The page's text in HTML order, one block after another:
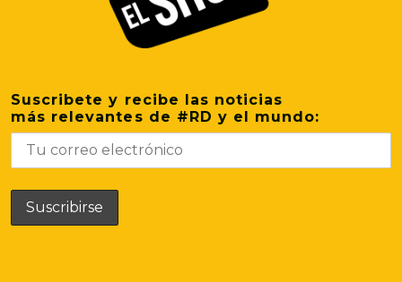
Suscribete y recibe las noticias
más relevantes de #RD y el mundo: